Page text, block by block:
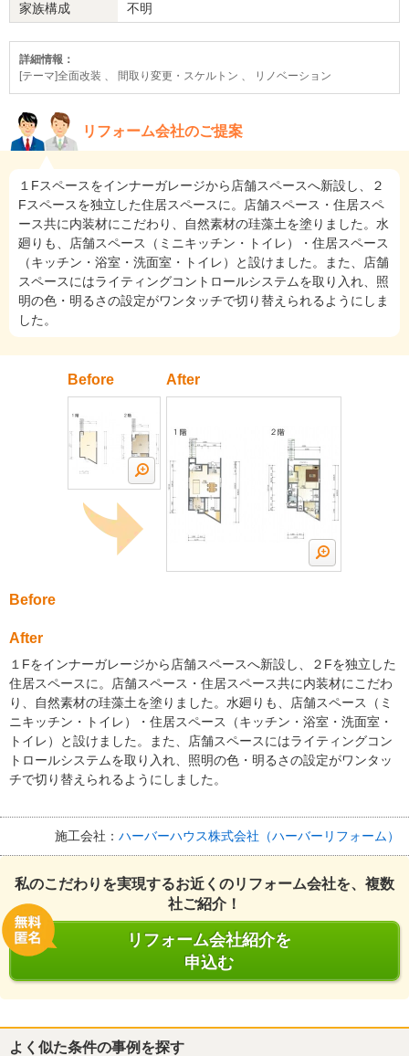
家族構成
不明
詳細情報：
[テーマ]全面改装 、 間取り変更・スケルトン 、 リノベーション
リフォーム会社のご提案
１Fスペースをインナーガレージから店舗スペースへ新設し、２
Fスペースを独立した住居スペースに。店舗スペース・住居スペ
ース共に内装材にこだわり、自然素材の珪藻土を塗りました。水
廻りも、店舗スペース（ミニキッチン・トイレ）・住居スペース
（キッチン・浴室・洗面室・トイレ）と設けました。また、店舗
スペースにはライティングコントロールシステムを取り入れ、照
明の色・明るさの設定がワンタッチで切り替えられるようにしま
した。
Before After
Before
After
１Fをインナーガレージから店舗スペースへ新設し、２Fを独立した
住居スペースに。店舗スペース・住居スペース共に内装材にこだわ
り、自然素材の珪藻土を塗りました。水廻りも、店舗スペース（ミ
ニキッチン・トイレ）・住居スペース（キッチン・浴室・洗面室・
トイレ）と設けました。また、店舗スペースにはライティングコン
トロールシステムを取り入れ、照明の色・明るさの設定がワンタッ
チで切り替えられるようにしました。
施工会社： ハーバーハウス株式会社（ハーバーリフォーム）
私のこだわりを実現するお近くのリフォーム会社を、複数
社ご紹介！
リフォーム会社紹介を
申込む
よく似た条件の事例を探す